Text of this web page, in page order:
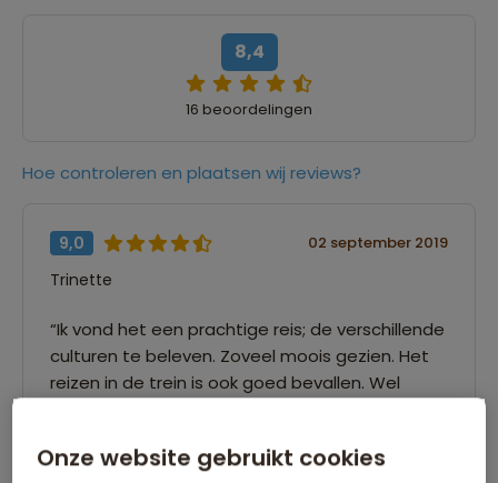
8,4
16 beoordelingen
Hoe controleren en plaatsen wij reviews?
9,0 02 september 2019
Trinette
“Ik vond het een prachtige reis; de verschillende
culturen te beleven. Zoveel moois gezien. Het
reizen in de trein is ook goed bevallen. Wel
station kan oplopen.”
Onze website gebruikt cookies